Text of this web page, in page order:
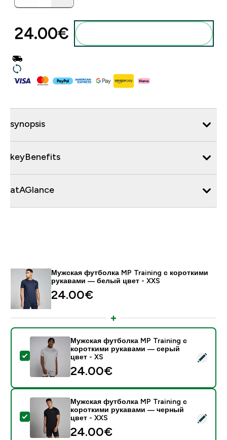
24.00€‎
synopsis
keyBenefits
atAGlance
Мужская футболка MP Training с короткими
рукавами — белый цвет - XXS
24.00€‎
- Мужская футболка MP Training с короткими
Мужская футболка MP Training с
короткими рукавами — серый
цвет - XS
24.00€‎
- Мужская футболка MP Training с короткими
Мужская футболка MP Training с
короткими рукавами — черный
цвет - XXS
24.00€‎